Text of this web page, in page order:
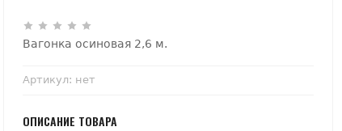
Вагонка осиновая 2,6 м.
Артикул: нет
ОПИСАНИЕ ТОВАРА